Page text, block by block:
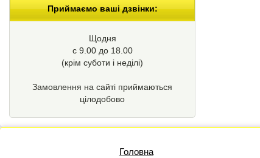
Приймаємо ваші дзвінки:
Щодня
с 9.00 до 18.00
(крім суботи і неділі)
Замовлення на сайті приймаються
цілодобово
Головна